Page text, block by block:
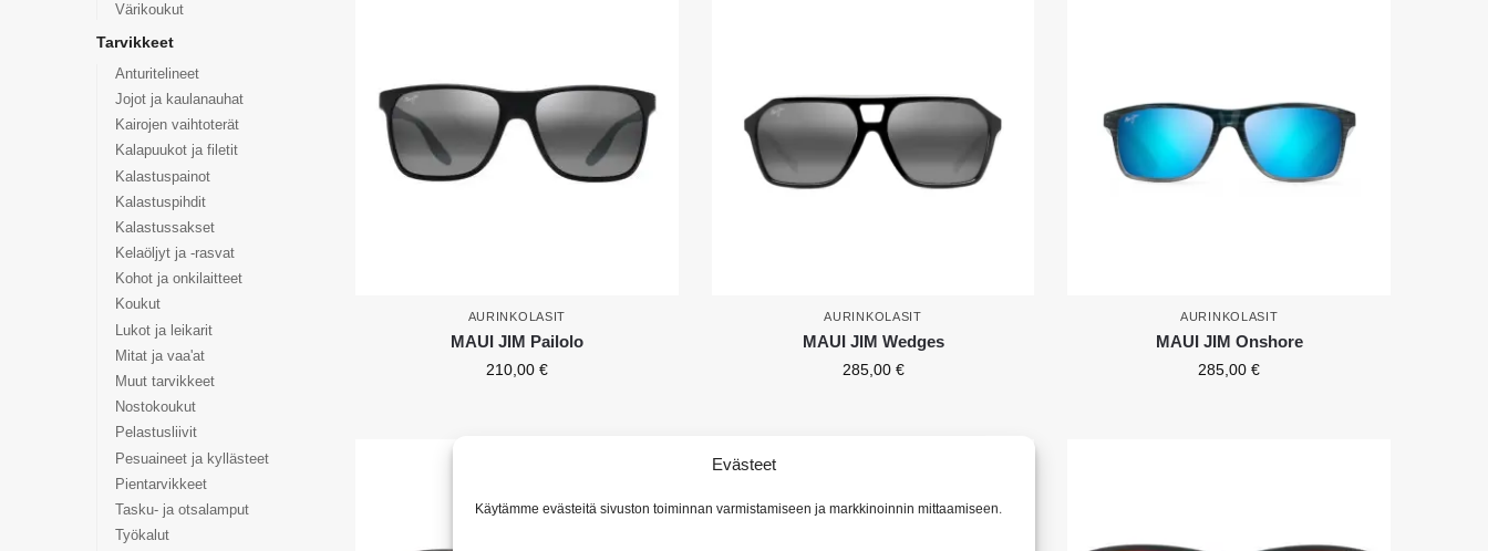
Evästeet
Käytämme evästeitä sivuston toiminnan varmistamiseen ja markkinoinnin mittaamiseen.
AURINKOLASIT
MAUI JIM Pailolo
210,00 €
AURINKOLASIT
MAUI JIM Wedges
285,00 €
AURINKOLASIT
MAUI JIM Onshore
285,00€
Värikoukut
Tarvikkeet
Anturitelineet
Jojot ja kaulanauhat
Kairojen vaihtoterät
Kalapuukot ja filetit
Kalastuspainot
Kalastuspihdit
Kalastussakset
Kelaöljyt ja -rasvat
Kohot ja onkilaitteet
Koukut
Lukot ja leikarit
Mitat ja vaa'at
Muut tarvikkeet
Nostokoukut
Pelastusliivit
Pesuaineet ja kyllästeet
Pientarvikkeet
Tasku- ja otsalamput
Työkalut